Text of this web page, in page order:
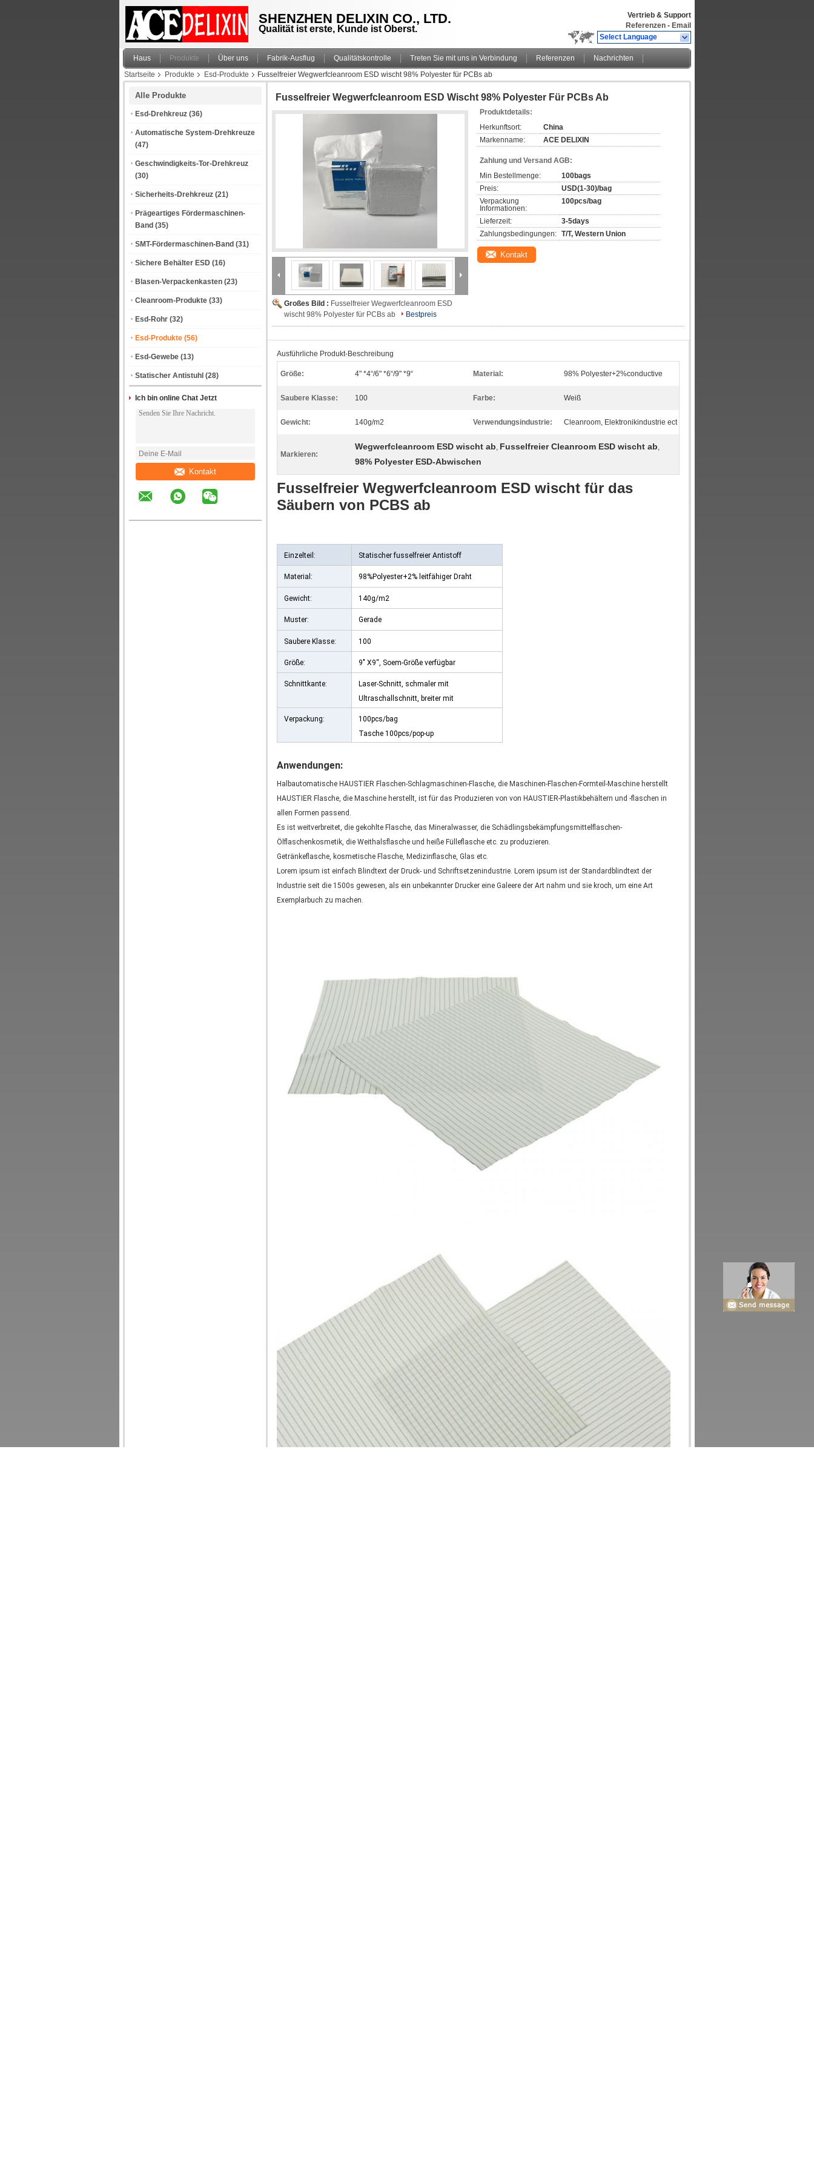
SHENZHEN DELIXIN CO., LTD.
Qualität ist erste, Kunde ist Oberst.
Vertrieb & Support
Referenzen - Email
Select Language
Haus Produkte Über uns Fabrik-Ausflug Qualitätskontrolle Treten Sie mit uns in Verbindung Referenzen
Nachrichten
Startseite
Produkte Esd-Produkte Fusselfreier Wegwerfcleanroom ESD wischt 98% Polyester für PCBs ab
Alle Produkte
Esd-Drehkreuz (36)
Automatische System-Drehkreuze
(47)
Geschwindigkeits-Tor-Drehkreuz
(30)
Sicherheits-Drehkreuz (21)
Prägeartiges Fördermaschinen-
Band (35)
SMT-Fördermaschinen-Band (31)
Sichere Behälter ESD (16)
Blasen-Verpackenkasten (23)
Cleanroom-Produkte (33)
Esd-Rohr (32)
Esd-Produkte (56)
Esd-Gewebe (13)
Statischer Antistuhl (28)
Ich bin online Chat Jetzt
Kontakt
Fusselfreier Wegwerfcleanroom ESD Wischt 98% Polyester Für PCBs Ab
Großes Bild : Fusselfreier Wegwerfcleanroom ESD
wischt 98% Polyester für PCBs ab
Bestpreis
Produktdetails:
Herkunftsort:
China
Markenname:
ACE DELIXIN
Zahlung und Versand AGB:
Min Bestellmenge:
100bags
Preis:
USD(1-30)/bag
Verpackung
Informationen:
100pcs/bag
Lieferzeit:
3-5days
Zahlungsbedingungen: T/T, Western Union
Kontakt
Ausführliche Produkt-Beschreibung
Größe: 4" *4“/6" *6“/9" *9“ Material: 98% Polyester+2%conductive
Saubere Klasse: 100 Farbe: Weiß
Gewicht: 140g/m2 Verwendungsindustrie: Cleanroom, Elektronikindustrie ect
Markieren:
Wegwerfcleanroom ESD wischt ab, Fusselfreier Cleanroom ESD wischt ab,
98% Polyester ESD-Abwischen
Fusselfreier Wegwerfcleanroom ESD wischt für das
Säubern von PCBS ab
Einzelteil: Statischer fusselfreier Antistoff
Material: 98%Polyester+2% leitfähiger Draht
Gewicht: 140g/m2
Muster: Gerade
Saubere Klasse: 100
Größe: 9" X9“, Soem-Größe verfügbar
Schnittkante:
Laser-Schnitt, schmaler mit
Ultraschallschnitt, breiter mit
Verpackung:
100pcs/bag
Tasche 100pcs/pop-up
Anwendungen:
Halbautomatische HAUSTIER Flaschen-Schlagmaschinen-Flasche, die Maschinen-Flaschen-Formteil-Maschine herstellt
HAUSTIER Flasche, die Maschine herstellt, ist für das Produzieren von von HAUSTIER-Plastikbehältern und -flaschen in
allen Formen passend.
Es ist weitverbreitet, die gekohlte Flasche, das Mineralwasser, die Schädlingsbekämpfungsmittelflaschen-
Ölflaschenkosmetik, die Weithalsflasche und heiße Fülleflasche etc. zu produzieren.
Getränkeflasche, kosmetische Flasche, Medizinflasche, Glas etc.
Lorem ipsum ist einfach Blindtext der Druck- und Schriftsetzenindustrie. Lorem ipsum ist der Standardblindtext der
Industrie seit die 1500s gewesen, als ein unbekannter Drucker eine Galeere der Art nahm und sie kroch, um eine Art
Exemplarbuch zu machen.